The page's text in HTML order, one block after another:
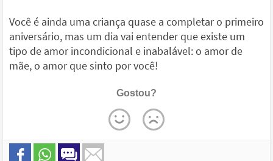
Você é ainda uma criança quase a completar o primeiro
aniversário, mas um dia vai entender que existe um
tipo de amor incondicional e inabalável: o amor de
mãe, o amor que sinto por você!
Gostou?